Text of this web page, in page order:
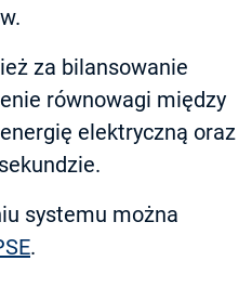
za bilansowanie
równowagi między
elektryczną oraz
systemu można
.